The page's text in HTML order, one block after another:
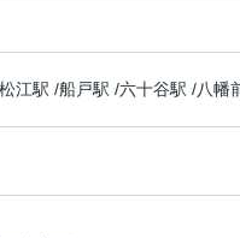
江駅 /船戸駅 /六十谷駅 /八幡